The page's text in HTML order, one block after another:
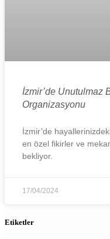
İzmir’de Unutulmaz
Organizasyonu
İzmir’de
en özel fikirler ve
bekliyor.
17/04/2024
Etiketler